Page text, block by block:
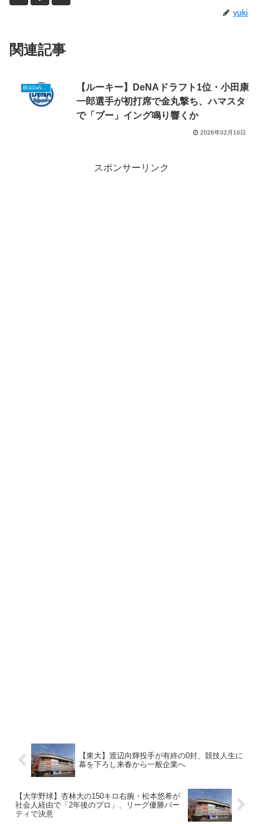
yuki
関連記事
横浜DeNAルーキーニュース
【ルーキー】DeNAドラフト1位・小田康
一郎選手が初打席で金丸撃ち、ハマスタ
で「ブー」イング鳴り響くか
2026年02月16日
スポンサーリンク
【東大】渡辺向輝投手が有終の0封、競技人生に
幕を下ろし来春から一般企業へ
【大学野球】杏林大の150キロ右腕・松本悠希が
社会人経由で「2年後のプロ」、リーグ優勝パー
ティで決意